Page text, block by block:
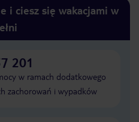
i ciesz się wakacjami w
201
w ramach dodatkowego
zachorowań i wypadków